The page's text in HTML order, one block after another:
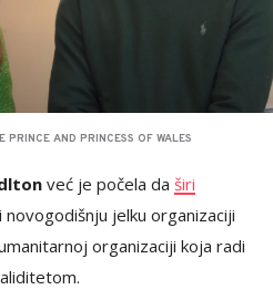
AND PRINCESS OF WALES
već je počela da širi
novogodišnju jelku organizaciji
organizaciji koja radi